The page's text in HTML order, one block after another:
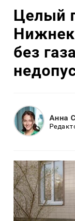
Целый
без
Анна